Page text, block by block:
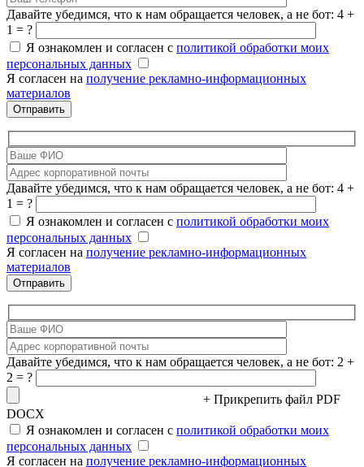
Давайте убедимся, что к нам обращается человек, а не бот: 4 +
1 = ?
Я ознакомлен и согласен с политикой обработки моих
персональных данных
Я согласен на получение рекламно-информационных
материалов
Давайте убедимся, что к нам обращается человек, а не бот: 4 +
1 = ?
Я ознакомлен и согласен с политикой обработки моих
персональных данных
Я согласен на получение рекламно-информационных
материалов
Давайте убедимся, что к нам обращается человек, а не бот: 2 +
2 = ?
+ Прикрепить файл PDF
DOCX
Я ознакомлен и согласен с политикой обработки моих
персональных данных
Я согласен на получение рекламно-информационных